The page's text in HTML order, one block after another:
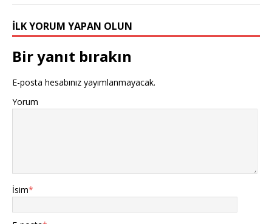
İLK YORUM YAPAN OLUN
Bir yanıt bırakın
E-posta hesabınız yayımlanmayacak.
Yorum
İsim*